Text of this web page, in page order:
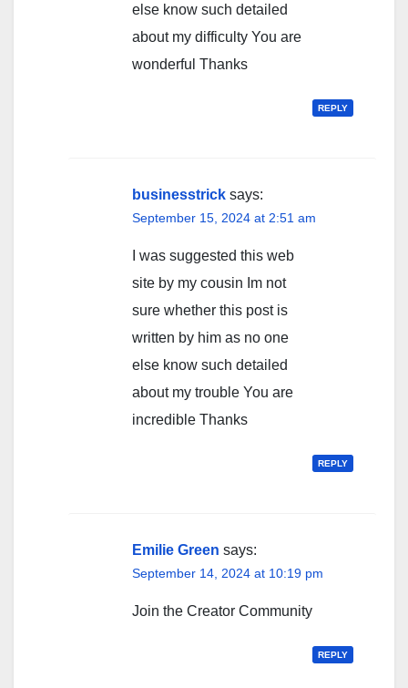
else know such detailed
about my difficulty You are
wonderful Thanks
REPLY
businesstrick says:
September 15, 2024 at 2:51 am
I was suggested this web
site by my cousin Im not
sure whether this post is
written by him as no one
else know such detailed
about my trouble You are
incredible Thanks
REPLY
Emilie Green says:
September 14, 2024 at 10:19 pm
Join the Creator Community
REPLY